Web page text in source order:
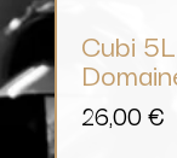
Cubi
26,00€